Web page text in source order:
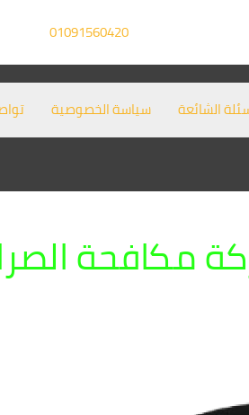
01091560420
الشائعة سياسة الخصوصية
مكافحة